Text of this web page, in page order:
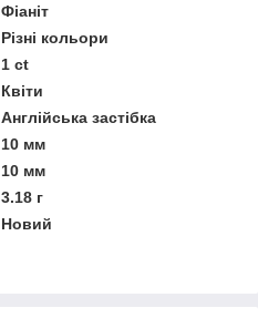
Фіаніт
Різні кольори
1 ct
Квіти
Англійська застібка
10 мм
10 мм
3.18 г
Новий